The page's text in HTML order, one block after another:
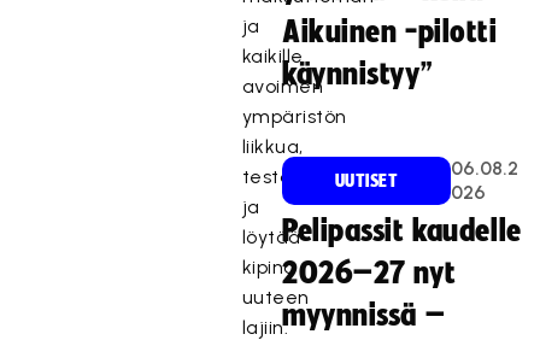
ja
kaikille
avoimen
ympäristön
liikkua,
testailla
ja
löytää
kipinä
uuteen
lajiin.
Aikuinen -pilotti
käynnistyy”
UUTISET
06.08.2
026
Pelipassit kaudelle
2026–27 nyt
myynnissä –